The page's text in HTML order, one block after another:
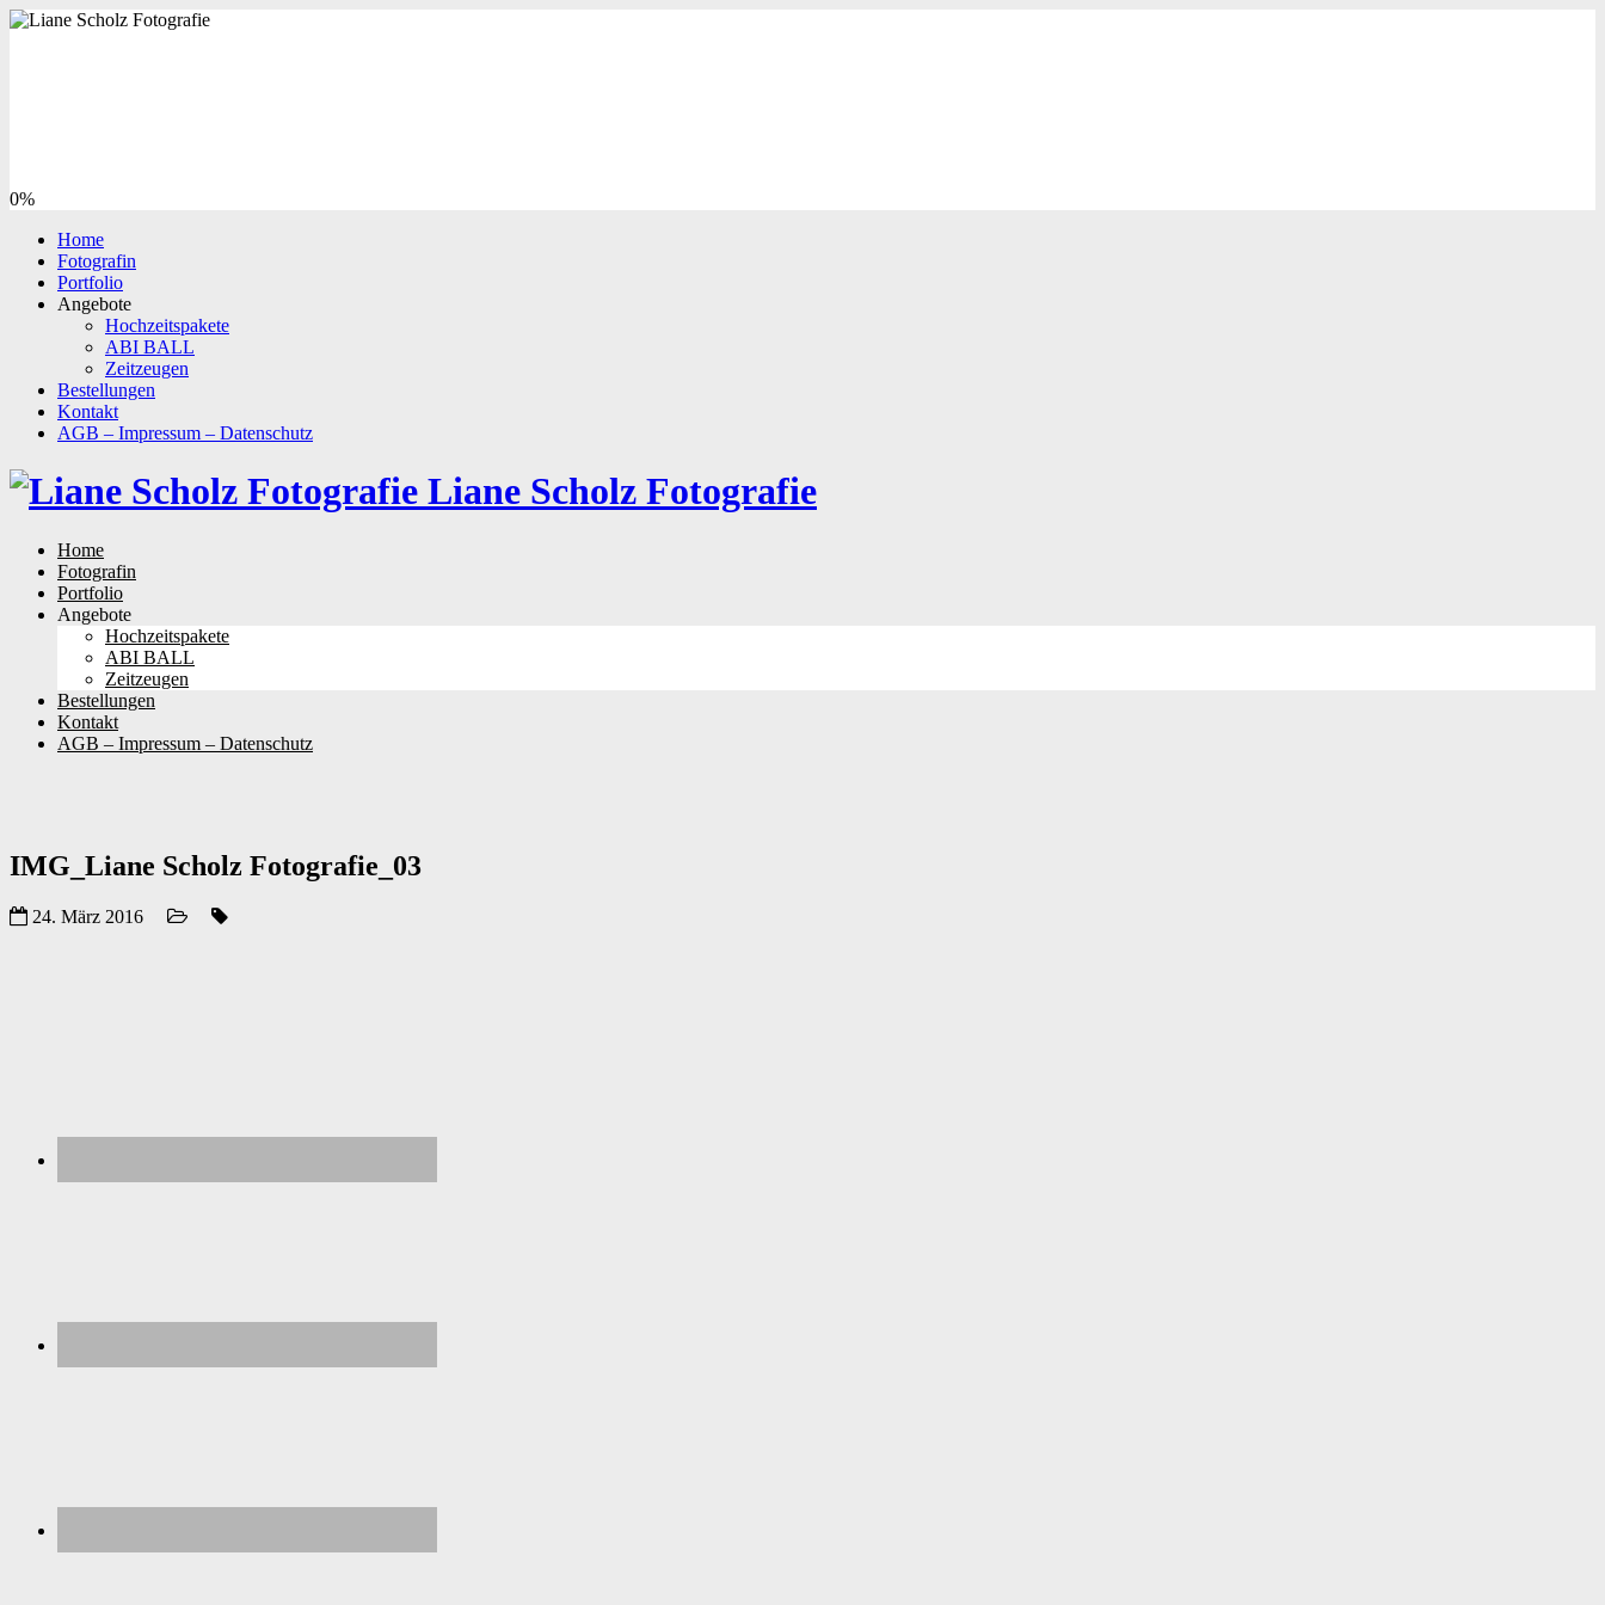
0%
Home
Fotografin
Portfolio
Angebote
Hochzeitspakete
ABI BALL
Zeitzeugen
Bestellungen
Kontakt
AGB – Impressum – Datenschutz
Liane Scholz Fotografie
Skip
content
Home
Fotografin
Portfolio
Angebote
Hochzeitspakete
ABI BALL
Zeitzeugen
Bestellungen
Kontakt
AGB – Impressum – Datenschutz
IMG_Liane Scholz Fotografie_03
24. März 2016